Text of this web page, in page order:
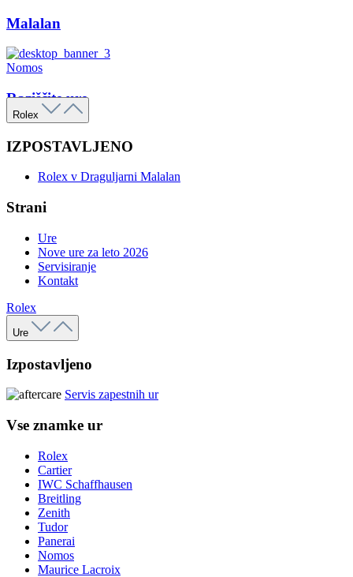
Malalan
Nomos
Raziščite ure
Rolex
IZPOSTAVLJENO
Rolex v Draguljarni Malalan
Strani
Ure
Nove ure za leto 2026
Servisiranje
Kontakt
Rolex
Ure
Izpostavljeno
Servis zapestnih ur
Vse znamke ur
Rolex
Cartier
IWC Schaffhausen
Breitling
Zenith
Tudor
Panerai
Nomos
Maurice Lacroix